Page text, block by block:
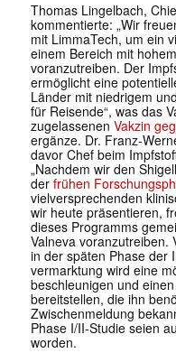
Thomas Lingelbach,
kommentierte: „Wir
mit LimmaTech, um ein
einem Bereich mit
voranzutreiben. Der
ermöglicht eine
Länder mit niedrigem
für Reisende“, was das
zugelassenen Vakzin
ergänze. Dr. Franz-
davor Chef beim
„Nachdem wir den
derfrühen
vielversprechenden
wir heute präsentieren,
dieses Programms
Valneva voranzutreiben.
in der späten Phase der
vermarktung wird eine
beschleunigen und
bereitstellen, die ihn
Zwischenmeldung
Phase I/II-Studie seien
worden.